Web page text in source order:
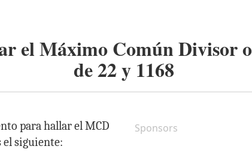
el Máximo Común Divisor
de22y 1168
Sponsors
para hallar el MCD
el siguiente: